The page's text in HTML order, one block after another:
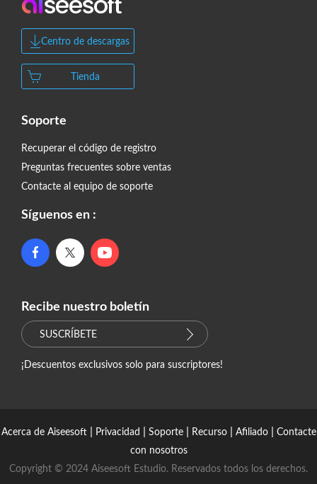
Centro de descargas
Tienda
Soporte
Recuperar el código de registro
Preguntas frecuentes sobre ventas
Contacte al equipo de soporte
Síguenos en :
Recibe nuestro boletín
SUSCRÍBETE
¡Descuentos exclusivos solo para suscriptores!
Acerca de Aiseesoft| Privacidad Soporte| Recurso| Afiliado|
Contacte
con nosotros
Copyright © 2024 Aiseesoft Estudio. Reservados todos los derechos.